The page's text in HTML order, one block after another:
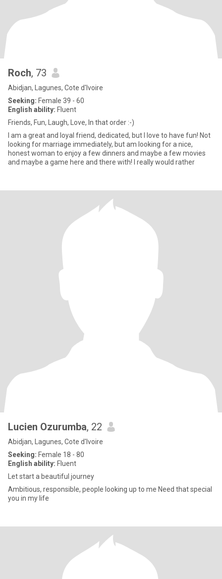
Roch, 73
Abidjan, Lagunes, Cote d'Ivoire
Seeking: Female 39 - 60
English ability: Fluent
Friends, Fun, Laugh, Love, In that order :-)
I am a great and loyal friend, dedicated, but I love to have fun! Not
looking for marriage immediately, but am looking for a nice,
honest woman to enjoy a few dinners and maybe a few movies
and maybe a game here and there with! I really would rather
Lucien Ozurumba, 22
Abidjan, Lagunes, Cote d'Ivoire
Seeking: Female 18 - 80
English ability: Fluent
Let start a beautiful journey
Ambitious, responsible, people looking up to me Need that special
you in my life